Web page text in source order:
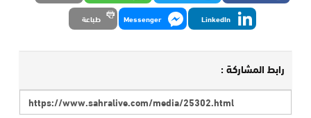
LinkedIn
Messenger طباعة
رابط المشاركة :